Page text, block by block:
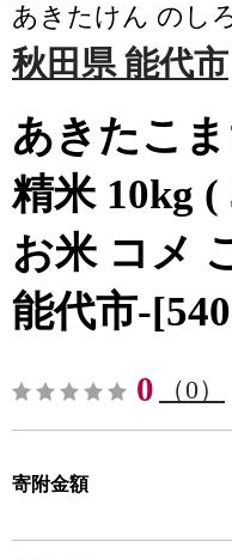
あきたけん のし
秋田県 能代市
あきたこ
精米 10kg (
お米 コメ
能代市-
0 （0）
寄附金額